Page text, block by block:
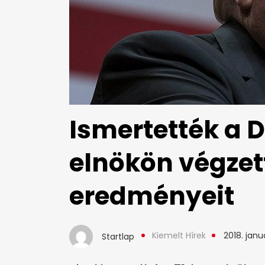
Ismertették a
elnökön
eredményeit
Startlap Kiemelt Hírek 2018.